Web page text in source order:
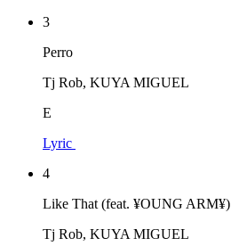
3
Perro
Tj Rob, KUYA MIGUEL
E
Lyric
4
Like That (feat. ¥OUNG ARM¥)
Tj Rob, KUYA MIGUEL